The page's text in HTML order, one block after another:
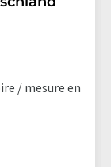
/ mesure en